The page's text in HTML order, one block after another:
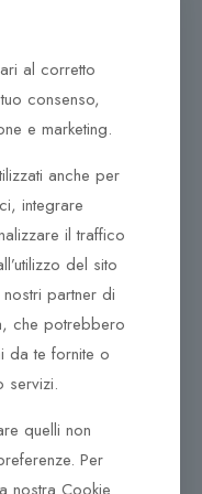
nel 1892,
e il savoir
dei suoi
americana si è
tra la fine del XIX
i soldati
per
sono stati
al polso, il primo
con l’esercito
durante la
ha
e, tra il 1942
di orologi militari,
Questi
al corretto
consenso,
e marketing.
anche per
integrare
il traffico
del sito
partner di
che potrebbero
da te fornite o
servizi.
quelli non
Per
nostra Cookie